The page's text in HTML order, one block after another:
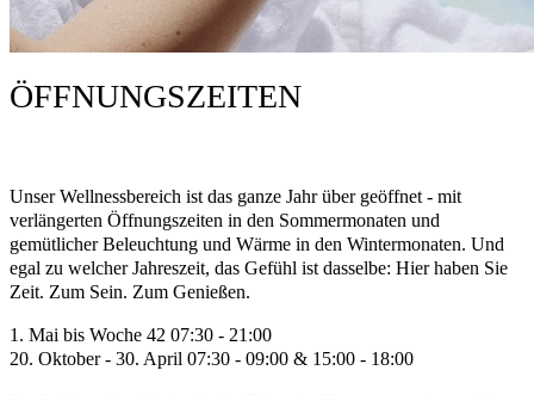
ÖFFNUNGSZEITEN
Unser Wellnessbereich ist das ganze Jahr über geöffnet - mit
verlängerten Öffnungszeiten in den Sommermonaten und
gemütlicher Beleuchtung und Wärme in den Wintermonaten. Und
egal zu welcher Jahreszeit, das Gefühl ist dasselbe: Hier haben Sie
Zeit. Zum Sein. Zum Genießen.
1. Mai bis Woche 42 07:30 - 21:00
20. Oktober - 30. April 07:30 - 09:00 & 15:00 - 18:00